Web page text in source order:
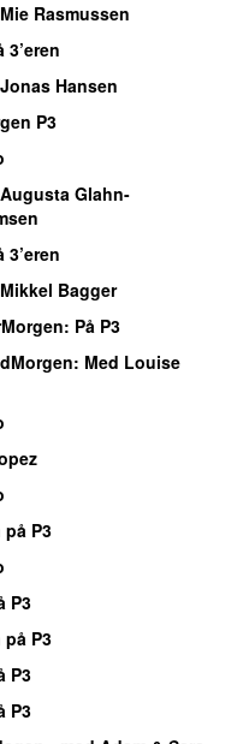
Rasmussen
3’eren
Hansen
P3
Glahn-
3’eren
Bagger
: På P3
: Med Louise
på P3
P3
på P3
P3
P3